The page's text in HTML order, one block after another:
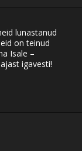
lunastanud
on teinud
Isale –
igavesti!